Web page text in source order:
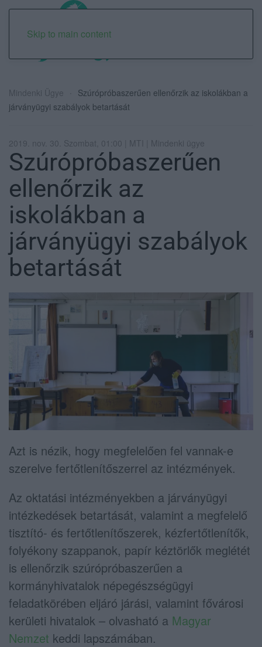
Skip to main content
Mindenki Ügye
Szúrópróbaszerűen ellenőrzik az iskolákban a
járványügyi szabályok betartását
2019. nov. 30. Szombat, 01:00 | MTI | Mindenki ügye
Szúrópróbaszerűen
ellenőrzik az
iskolákban a
járványügyi szabályok
betartását
Azt is nézik, hogy megfelelően fel vannak-e
szerelve fertőtlenítőszerrel az intézmények.
Az oktatási intézményekben a járványügyi
intézkedések betartását, valamint a megfelelő
tisztító- és fertőtlenítőszerek, kézfertőtlenítők,
folyékony szappanok, papír kéztörlők meglétét
is ellenőrzik szúrópróbaszerűen a
kormányhivatalok népegészségügyi
feladatkörében eljáró járási, valamint fővárosi
kerületi hivatalok – olvasható a Magyar
Nemzet keddi lapszámában.